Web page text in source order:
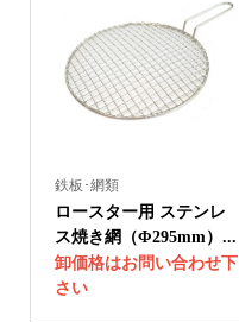
鉄板･網類
ロースター用 ステンレ
ス焼き網（Φ295mm）...
卸価格はお問い合わせ下
さい